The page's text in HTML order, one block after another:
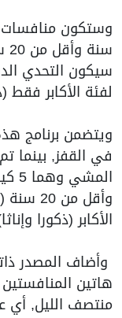
سيكون التحدي
لفئة الأكابر فقط
ويتضمن برنامج
في القفز, بينما
الأكابر (ذكورا
وأضاف المصدر
منتصف الليل, أي على